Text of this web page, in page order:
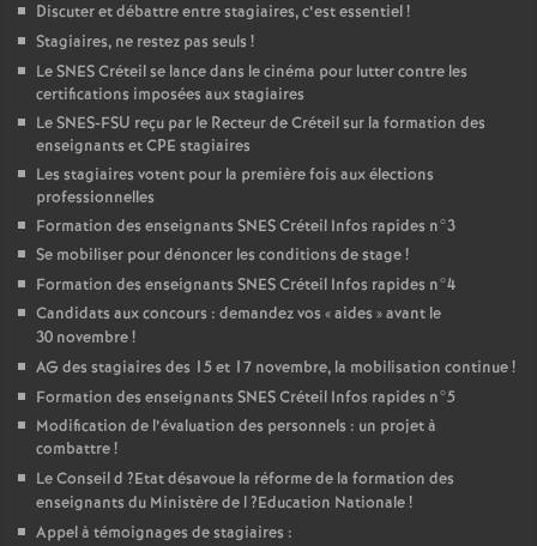
Discuter et débattre entre stagiaires, c’est essentiel!
Stagiaires, ne restez pas seuls !
LeSNESCréteil se lance dans le cinéma pour lutter contre les
certifications imposées aux stagiaires
LeSNES-FSU reçu par le Recteur de Créteil sur la formation des
enseignants etCPE stagiaires
Les stagiaires votent pour la première fois aux élections
professionnelles
Formation des enseignants SNESCréteil Infos rapides n°3
Se mobiliser pour dénoncer les conditions de stage!
Formation des enseignants SNESCréteil Infos rapides n°4
Candidats aux concours : demandez vos «aides » avant le
30 novembre!
AG des stagiaires des 15 et 17 novembre, la mobilisation continue!
Formation des enseignants SNESCréteil Infos rapides n°5
Modification de l’évaluation des personnels : un projet à
combattre!
Le Conseil d ?Etat désavoue la réforme de la formation des
enseignants du Ministère de l?Education Nationale!
Appel à témoignages de stagiaires :